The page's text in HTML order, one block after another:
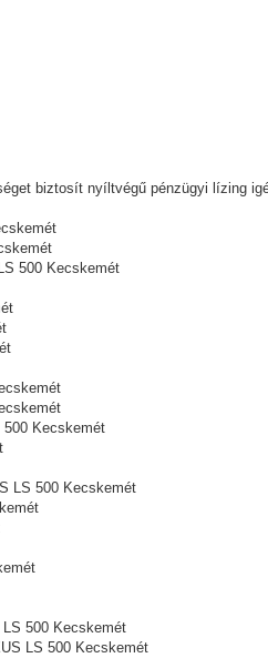
biztosít nyíltvégű pénzügyi lízing
500 Kecskemét
500 Kecskemét
LS 500 Kecskemét
500 Kecskemét
LS 500 Kecskemét